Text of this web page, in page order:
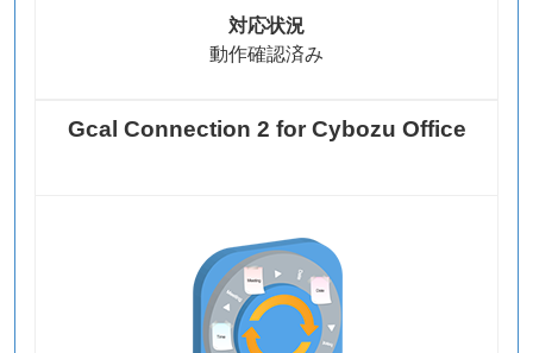
対応状況
動作確認済み
Gcal Connection 2 for Cybozu Office